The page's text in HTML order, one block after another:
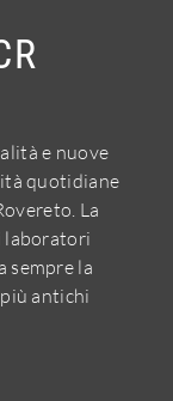
e nuove
quotidiane
La
laboratori
sempre la
antichi